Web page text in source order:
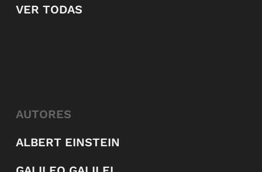
VER TODAS
AUTORES
ALBERT EINSTEIN